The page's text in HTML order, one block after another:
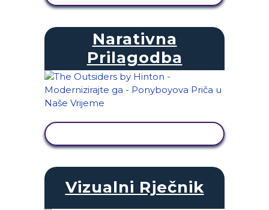
Narativna
Prilagodba
Vizualni Rječnik